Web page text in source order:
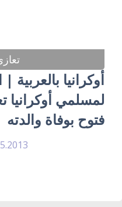
أوكرانيا بالعربية |
لمسلمي أوكرانيا
فتوح بوفاة والدته
- 14:00